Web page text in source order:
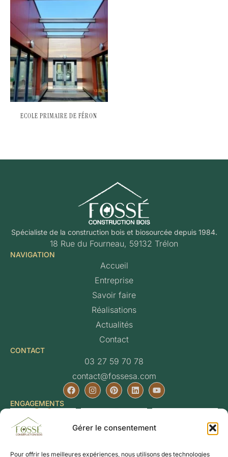
Gérer le consentement
Pour offrir les meilleures expériences, nous utilisons des technologies
ECOLE PRIMAIRE DE FÉRON
Spécialiste de la construction bois et biosourcée depuis 1984.
18 Rue du Fourneau, 59132 Trélon
NAVIGATION
Accueil
Entreprise
Savoir faire
Réalisations
Actualités
Contact
CONTACT
03 27 59 70 78
contact@fossesa.com
ENGAGEMENTS